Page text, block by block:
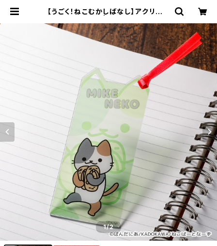
【うごく！ねこむかしばなし】アクリルし
1/2